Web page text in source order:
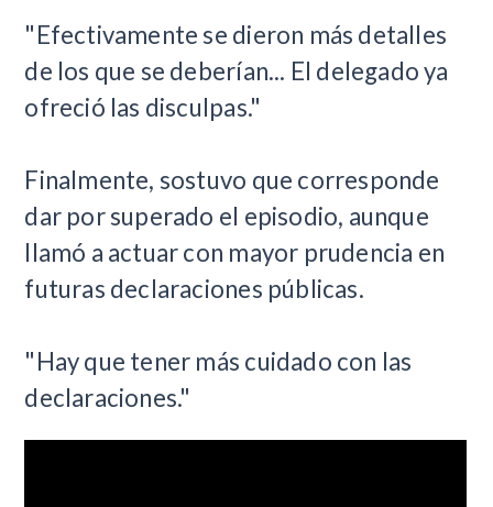
"Efectivamente se dieron más detalles
de los que se deberían... El delegado ya
ofreció las disculpas."
Finalmente, sostuvo que corresponde
dar por superado el episodio, aunque
llamó a actuar con mayor prudencia en
futuras declaraciones públicas.
"Hay que tener más cuidado con las
declaraciones."